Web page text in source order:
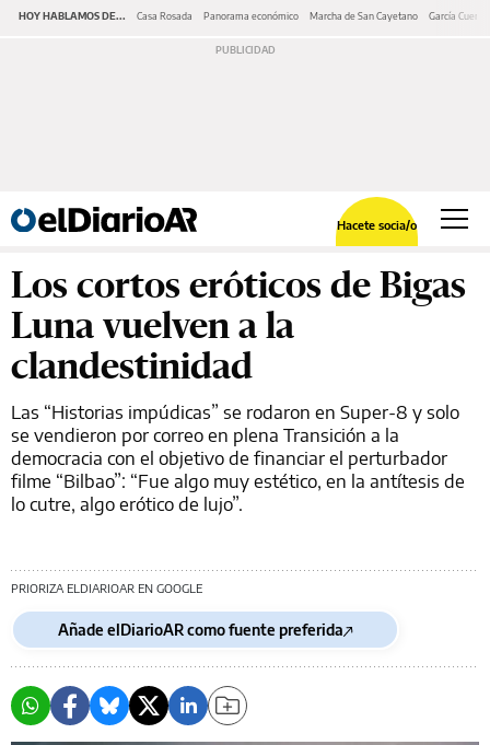
HOY HABLAMOS DE... Casa Rosada Panorama económico Marcha de San Cayetano García Cuerva
Hacete socia/o
Los cortos eróticos de Bigas
Luna vuelven a la
clandestinidad
Las “Historias impúdicas” se rodaron en Super-8 y solo
se vendieron por correo en plena Transición a la
democracia con el objetivo de financiar el perturbador
filme “Bilbao”: “Fue algo muy estético, en la antítesis de
lo cutre, algo erótico de lujo”.
PRIORIZA ELDIARIOAR EN GOOGLE
Añade elDiarioAR como fuente preferida